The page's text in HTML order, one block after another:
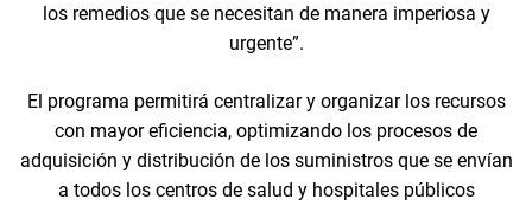
los remedios que se necesitan de manera imperiosa y
urgente”.
El programa permitirá centralizar y organizar los recursos
con mayor eficiencia, optimizando los procesos de
adquisición y distribución de los suministros que se envían
a todos los centros de salud y hospitales públicos